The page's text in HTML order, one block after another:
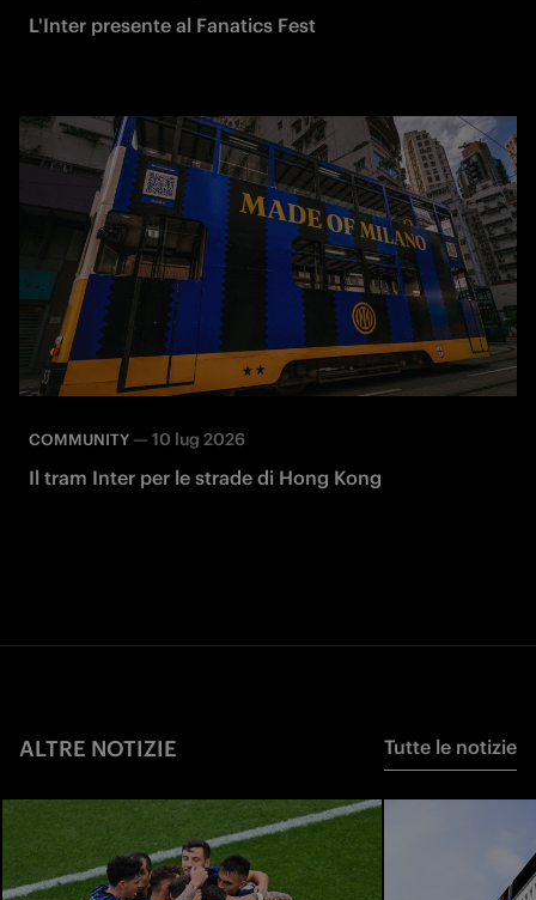
L'Inter presente al Fanatics Fest
COMMUNITY — 10 lug 2026
Il tram Inter per le strade di Hong Kong
ALTRE NOTIZIE Tutte le notizie